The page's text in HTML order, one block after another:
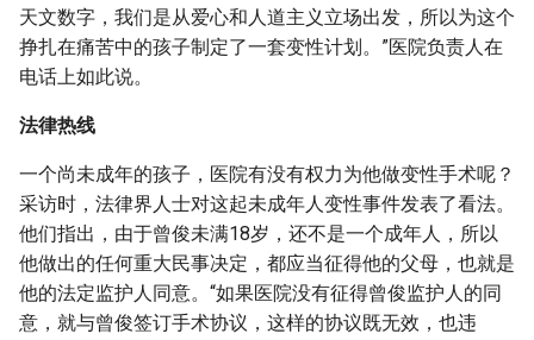
天文数字，我们是从爱心和人道主义立场出发，所以为这个
挣扎在痛苦中的孩子制定了一套变性计划。”医院负责人在
电话上如此说。
法律热线
一个尚未成年的孩子，医院有没有权力为他做变性手术呢？
采访时，法律界人士对这起未成年人变性事件发表了看法。
他们指出，由于曾俊未满18岁，还不是一个成年人，所以
他做出的任何重大民事决定，都应当征得他的父母，也就是
他的法定监护人同意。“如果医院没有征得曾俊监护人的同
意，就与曾俊签订手术协议，这样的协议既无效，也违